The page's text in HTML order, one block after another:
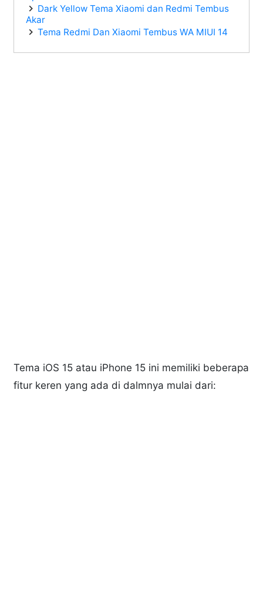
Dark Yellow Tema Xiaomi dan Redmi Tembus
Akar
Tema Redmi Dan Xiaomi Tembus WA MIUI 14
Tema iOS 15 atau iPhone 15 ini memiliki beberapa
fitur keren yang ada di dalmnya mulai dari: